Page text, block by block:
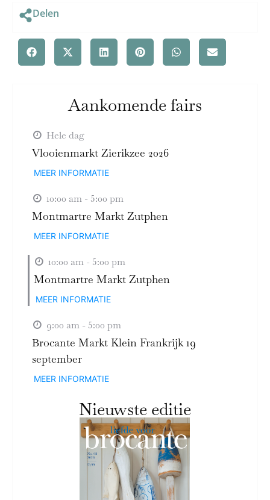
Delen
Aankomende fairs
Hele dag
Vlooienmarkt Zierikzee 2026
MEER INFORMATIE
10:00 am - 5:00 pm
Montmartre Markt Zutphen
MEER INFORMATIE
10:00 am - 5:00 pm
Montmartre Markt Zutphen
MEER INFORMATIE
9:00 am - 5:00 pm
Brocante Markt Klein Frankrijk 19
september
MEER INFORMATIE
Nieuwste editie